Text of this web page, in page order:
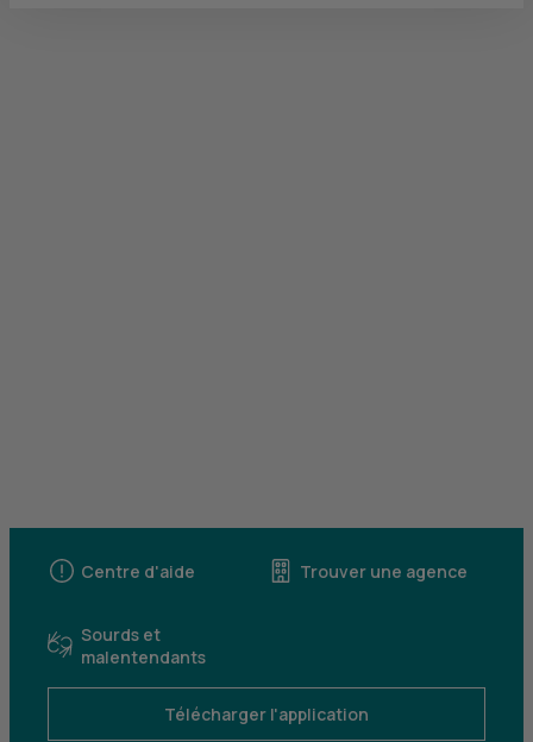
Centre d'aide Trouver une agence
Sourds et
malentendants
Télécharger l'application